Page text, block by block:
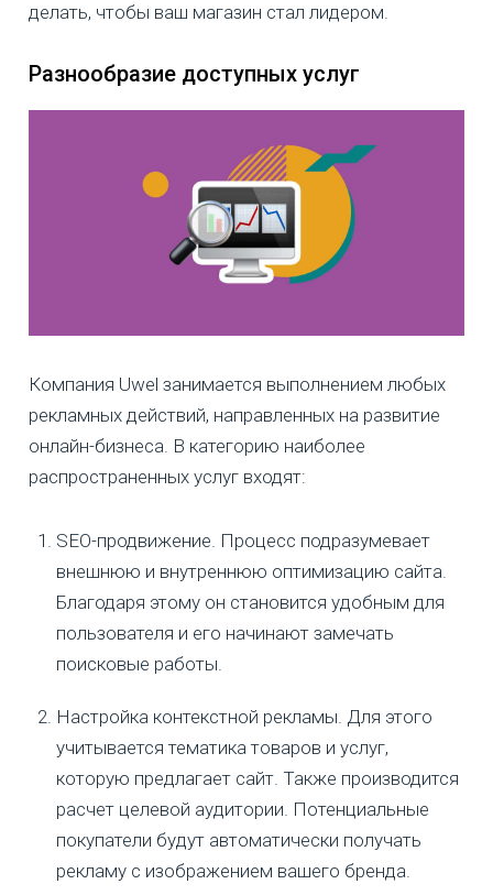
делать, чтобы ваш магазин стал лидером.
Разнообразие доступных услуг
Компания Uwel занимается выполнением любых
рекламных действий, направленных на развитие
онлайн-бизнеса. В категорию наиболее
распространенных услуг входят:
SEO-продвижение. Процесс подразумевает
внешнюю и внутреннюю оптимизацию сайта.
Благодаря этому он становится удобным для
пользователя и его начинают замечать
поисковые работы.
Настройка контекстной рекламы. Для этого
учитывается тематика товаров и услуг,
которую предлагает сайт. Также производится
расчет целевой аудитории. Потенциальные
покупатели будут автоматически получать
рекламу с изображением вашего бренда.